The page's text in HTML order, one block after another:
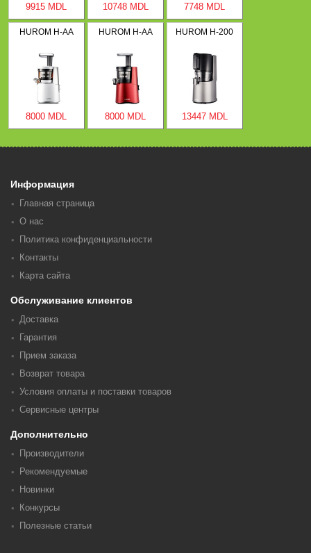
9915 MDL 10748 MDL 7748 MDL
HUROM H-AA
8000 MDL
HUROM H-AA
8000 MDL
HUROM H-200
13447 MDL
Информация
Главная страница
О нас
Политика конфиденциальности
Контакты
Карта сайта
Обслуживание клиентов
Доставка
Гарантия
Прием заказа
Возврат товара
Условия оплаты и поставки товаров
Сервисные центры
Дополнительно
Производители
Рекомендуемые
Новинки
Конкурсы
Полезные статьи